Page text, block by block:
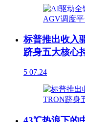
标普推出收入
跻身五大核心
5 07.24